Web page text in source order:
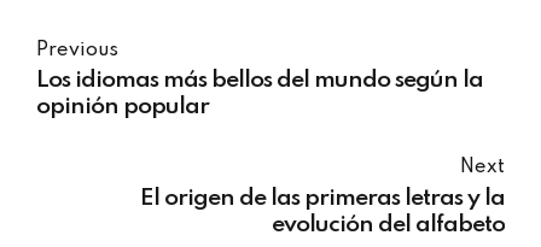
Previous
Los idiomas más bellos del mundo según la
opinión popular
Next
El origen de las primeras letras y la
evolución del alfabeto